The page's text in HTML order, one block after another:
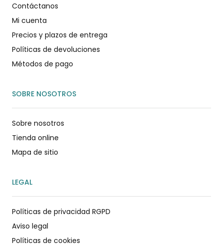
Contáctanos
Mi cuenta
Precios y plazos de entrega
Políticas de devoluciones
Métodos de pago
SOBRE NOSOTROS
Sobre nosotros
Tienda online
Mapa de sitio
LEGAL
Políticas de privacidad RGPD
Aviso legal
Políticas de cookies